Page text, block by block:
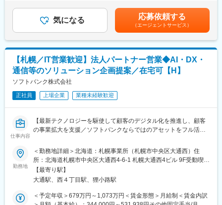
数あります。ベンダーコントロール、メンバーマネジメントなど
のプロジェクトマネジメントスキルも磨いて頂ける環境です。
自社グループ企業のIT製品を含め、IT製品を取り扱う企業様のサポ
ンターにてユーザーの問い合わせサポートを行います。コンタク
トセンター内で解決が困難な内容に関してはビジネスパートナー
と連携し対応するなど、NRIグループとしてレベルの高いコンタ
クトセンター運用を実施しています。
変更の範囲：会社の定める業務
◇クラウド基盤構築（AWS、Azure、GCP）
■業務イメージ：
はじめは経験値に応じたPM／PL／SE／PGのいずれかの役割をご
担当いただきますが、将来的にはPM／PLやスペシャリストとし
てチームを牽引していただことを期待します。
・ご自身のスキル・経験に応じて最適な役割をアサインします。
・将来的にはプロジェクトマネジメント能力を養いPM／PLを目
すキャリアパスなど、意向に沿ったキャリアパスの選択が可能で
す。
り、若手であってもやる気があれば早期キャリアアップが図れる
よう、マネジメントや技術スキルもしっかり習得する環境が整っ
ております。
あらゆるメーカー様の案件にて多種多様な開発業務があり、幅広
り、選考を通じて上下する可能性があります。月給(月額)は固定手
当を含めた表記です。
気になる 応募依頼する
（エージェントサービス）
【札幌／IT営業歓迎】法人パートナー営業◆AI・DX・
通信等のソリューション企画提案／在宅可【H】
ソフトバンク株式会社
正社員 上場企業 業種未経験歓迎
仕事内容
【最新テクノロジーを駆使して顧客のデジタル化を推進し、顧客
の事業拡大を支援／ソフトバンクならではのアセットをフル活用
■採用部門 概要
SMB（中小企業・小規模事業者）市場の顧客拡大を担う営業組織
です。
全国の販売パートナーとの協業を通じて、法人モバイルをはじめ
とした通信サービスに加え、クラウドやセキュリティなどのICTソ
リューションを提供し、お客さまの事業成長や業務効率化を支援
勤務地
＜勤務地詳細＞北海道：札幌事業所（札幌市中央区大通西）住
所：北海道札幌市中央区大通西4-6-1 札幌大通西4ビル 9F受動喫煙
対策：屋内全面禁煙変更の範囲：会社の定める事業所（リモート
ワーク含む）
【最寄り駅】
大通駅、西４丁目駅、狸小路駅
＜予定年収＞679万円～1,073万円＜賃金形態＞月給制＜賃金内訳